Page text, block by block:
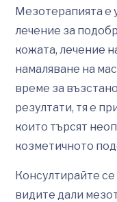
Мезотерапията е
лечение за
кожата, лечение
намаляване на
време за
резултати, тя е
които търсят
козметичното
Консултирайте
видите дали